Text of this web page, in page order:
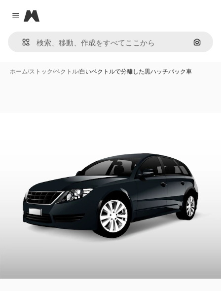
Close menu
Magnific
画像で
ホーム/ストック/ベクトル/白いベクトルで分離した黒ハッチバック車